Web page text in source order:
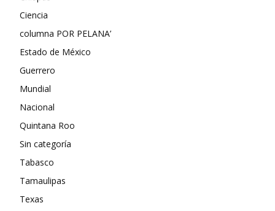
Ciencia
columna POR PELANA’
Estado de México
Guerrero
Mundial
Nacional
Quintana Roo
Sin categoría
Tabasco
Tamaulipas
Texas